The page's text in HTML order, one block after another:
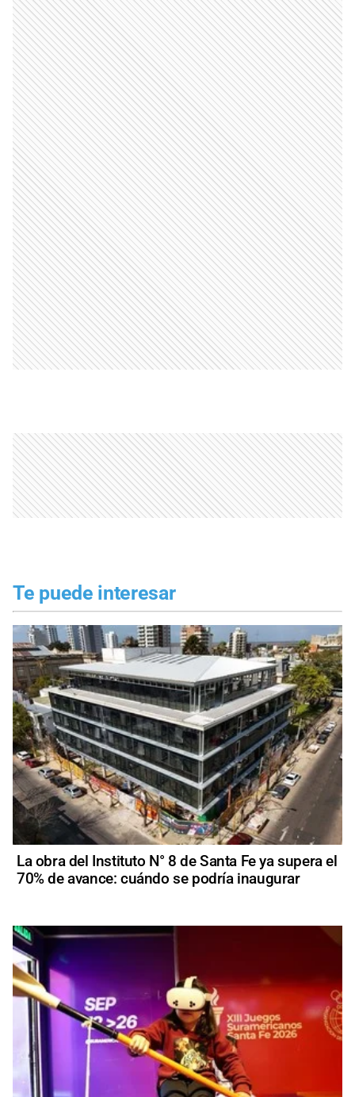
Te puede interesar
La obra del Instituto N° 8 de Santa Fe ya supera el
70% de avance: cuándo se podría inaugurar